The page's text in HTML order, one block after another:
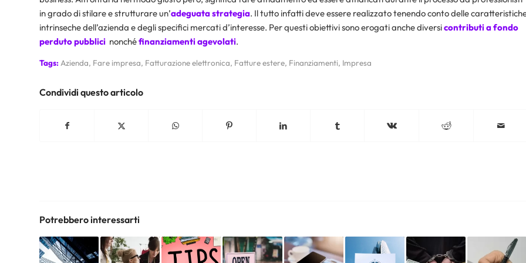
in grado di stilare e strutturare un’adeguata strategia. Il tutto infatti deve essere realizzato tenendo conto delle
intrinseche dell’azienda e degli specifici mercati d’interesse. Per questi obiettivi sono erogati anche diversicontributi a fondo
perduto pubblici nonchéfinanziamenti agevolati.
Tags:Azienda, Fare impresa, Fatturazione elettronica, Fatture estere, Finanziamenti, Impresa
Condividi questo articolo
Potrebbero interessarti